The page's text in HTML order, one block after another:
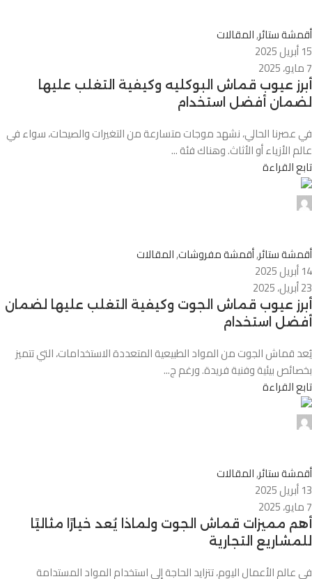
أقمشة ستائر,المقالات
15 أبريل 2025
7 مايو، 2025
أبرز عيوب قماش البوكليه وكيفية التغلب عليها
لضمان أفضل استخدام
في عصرنا الحالي، نشهد موجات متسارعة من التغيرات والصيحات، سواء في
عالم الأزياء أو الأثاث. وهناك فئة ...
تابع القراءة
أقمشة ستائر,أقمشة مفروشات,المقالات
14 أبريل 2025
23 أبريل، 2025
أبرز عيوب قماش الجوت وكيفية التغلب عليها لضمان
أفضل استخدام
يُعد قماش الجوت من المواد الطبيعية المتعددة الاستخدامات، التي تتميز
بخصائص بيئية وفنية فريدة. ورغم ج...
تابع القراءة
أقمشة ستائر,المقالات
13 أبريل 2025
7 مايو، 2025
أهم مميزات قماش الجوت ولماذا يُعد خيارًا مثاليًا
للمشاريع التجارية
في عالم الأعمال اليوم، تتزايد الحاجة إلى استخدام المواد المستدامة